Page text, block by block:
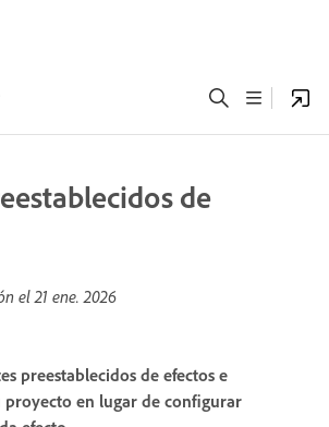
de
el21 ene. 2026
preestablecidos de efectos e
proyecto en lugar de configurar